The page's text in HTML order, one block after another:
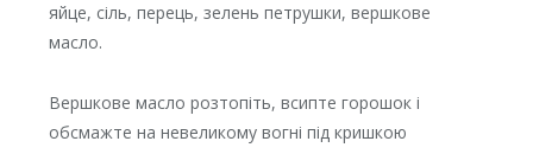
яйце, сіль, перець, зелень петрушки, вершкове
масло.
Вершкове масло розтопіть, всипте горошок і
обсмажте на невеликому вогні під кришкою